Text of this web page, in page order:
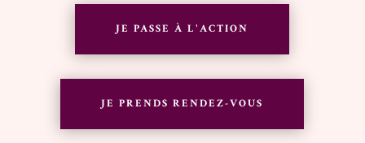
JE PASSE À L'ACTION
JE PRENDS RENDEZ-VOUS